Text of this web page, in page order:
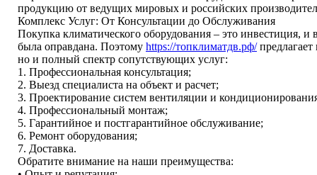
продукцию от ведущих мировых и российских
Комплекс Услуг: От Консультации до Обслуживания
Покупка климатического оборудования – это инвестиция, и
была оправдана. Поэтому https://топклиматдв.рф/предлагает
но и полный спектр сопутствующих услуг:
1. Профессиональная консультация;
2. Выезд специалиста на объект и расчет;
3. Проектирование систем вентиляции и
4. Профессиональный монтаж;
5. Гарантийное и постгарантийное обслуживание;
6. Ремонт оборудования;
7. Доставка.
Обратите внимание на наши преимущества: